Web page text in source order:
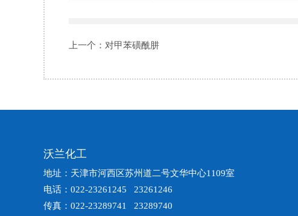
上一个： 对甲苯磺酰肼
沃兰化工
地址：天津市河西区苏州道二号文华中心1109室
电话：022-23261245 23261246
传真：022-23289741 23289740